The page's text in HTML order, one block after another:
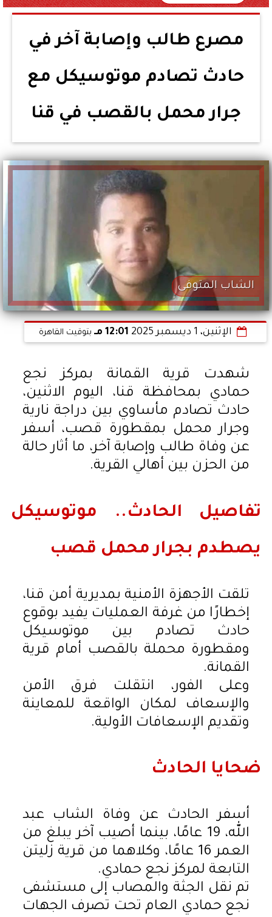
مصرع طالب وإصابة آخر في
حادث تصادم موتوسيكل مع
جرار محمل بالقصب في قنا
الشاب المتوفى
الإثنين، 1 ديسمبر 2025 12:01 مـ بتوقيت القاهرة
شهدت قرية القمانة بمركز نجع
حمادي بمحافظة قنا، اليوم الاثنين،
حادث تصادم مأساوي بين دراجة نارية
وجرار محمل بمقطورة قصب، أسفر
عن وفاة طالب وإصابة آخر، ما أثار حالة
من الحزن بين أهالي القرية.
تفاصيل الحادث.. موتوسيكل
يصطدم بجرار محمل قصب
تلقت الأجهزة الأمنية بمديرية أمن قنا،
إخطارًا من غرفة العمليات يفيد بوقوع
حادث تصادم بين موتوسيكل
ومقطورة محملة بالقصب أمام قرية
القمانة.
وعلى الفور، انتقلت فرق الأمن
والإسعاف لمكان الواقعة للمعاينة
وتقديم الإسعافات الأولية.
ضحايا الحادث
أسفر الحادث عن وفاة الشاب عبد
الله، 19 عامًا، بينما أصيب آخر يبلغ من
العمر 16 عامًا، وكلاهما من قرية زليتن
التابعة لمركز نجع حمادي.
تم نقل الجثة والمصاب إلى مستشفى
نجع حمادي العام تحت تصرف الجهات